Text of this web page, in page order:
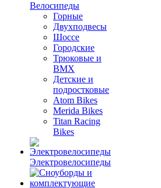
Велосипеды
Горные
Двухподвесы
Шоссе
Городские
Трюковые и
BMX
Детские и
подростковые
Atom Bikes
Merida Bikes
Titan Racing
Bikes
Электровелосипеды